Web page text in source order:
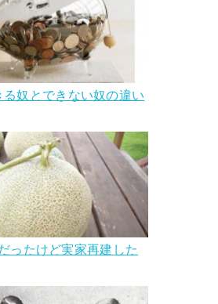
る奴とできない奴の違い
ったけど実家再建した